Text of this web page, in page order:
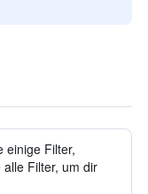
einige Filter,
Filter, um dir